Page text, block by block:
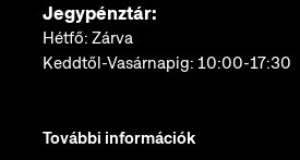
Jegypénztár:
Hétfő: Zárva
Keddtől-Vasárnapig: 10:00-17:30
További információk